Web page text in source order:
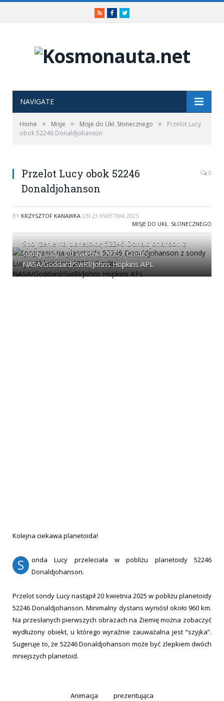
RSSFacebookTwitter
NAVIGATE
Home » Misje » Misje do Ukł. Słonecznego »
Przelot Lucy
obok 52246 Donaldjohanson
Przelot Lucy obok 52246
Donaldjohanson
0
BY KRZYSZTOF KANAWKA ON 23 KWIETNIA 2025
MISJE DO UKŁ. SŁONECZNEGO
Spojrzenie na planetoidę 52246 Donaldjohanson z
sondy Lucy - 20 kwietnia 2025 / Credits -
NASA/Goddard/SwRI/Johns Hopkins APL
Kolejna ciekawa planetoida!
S
onda Lucy przeleciała w pobliżu planetoidy 52246
Donaldjohanson.
Przelot sondy Lucy nastąpił 20 kwietnia 2025 w pobliżu planetoidy
52246 Donaldjohanson. Minimalny dystans wyniósł około 960 km.
Na przesłanych pierwszych obrazach na Ziemię można zobaczyć
wydłużony obiekt, u którego wyraźnie zauważalna jest “szyjka”.
Sugeruje to, że 52246 Donaldjohanson może być zlepkiem dwóch
mniejszych planetoid.
Animacja prezentująca